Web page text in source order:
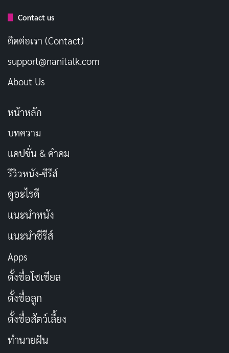
ด้านผจญภัยของแดนมากขึ้น เด็กๆ ก็ช่วยเหลือพ่อแม่ด้วย
มากขึ้น
แต่ปัญหาหลักของหนังคือ
สถานการณ์ที่วุ่นวาย เช่น ฉากที่ครอบครัวติดอยู่ในรถ ฉากที่
ให้ครอบครัวเข้าใจ บางมุกก็ตลกดี แต่บางมุกกลับยืดเยื้อจน
เกินไป จนรู้สึกว่าหนังกำลังพยายามอย่างหนักเกินไปที่จะ
ทำให้เราหัวเราะ
พลังงานเดิมๆ ที่เราคุ้นเคย เขารู้วิธีการแสดงบทพ่อบ้านที่
Contact us
ติดต่อเรา (Contact)
support@nanitalk.com
About Us
หน้าหลัก
บทความ
แคปชั่น & คำคม
รีวิวหนัง-ซีรีส์
ดูอะไรดี
แนะนำหนัง
แนะนำซีรีส์
Apps
ตั้งชื่อโซเชียล
ตั้งชื่อลูก
ตั้งชื่อสัตว์เลี้ยง
ทำนายฝัน